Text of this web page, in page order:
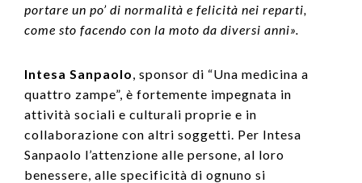
portare un po’ di normalità e felicità nei reparti,
come sto facendo con la moto da diversi anni».
Intesa Sanpaolo, sponsor di “Una medicina a
quattro zampe”, è fortemente impegnata in
attività sociali e culturali proprie e in
collaborazione con altri soggetti. Per Intesa
Sanpaolo l’attenzione alle persone, al loro
benessere, alle specificità di ognuno si